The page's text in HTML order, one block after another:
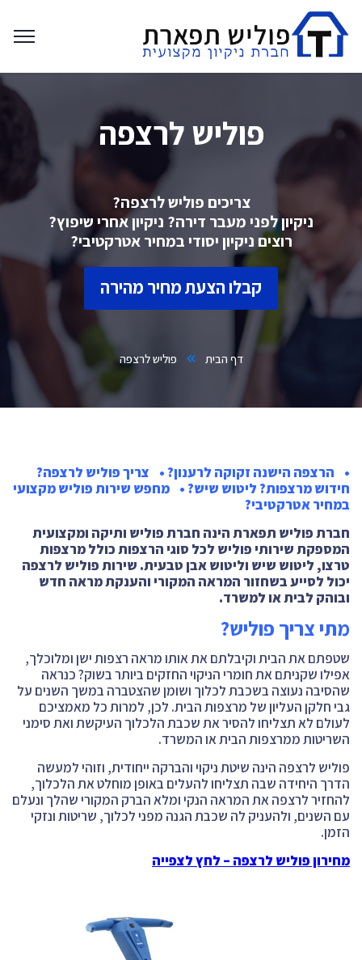
פוליש לרצפה
צריכים פוליש לרצפה?
ניקיון לפני מעבר דירה? ניקיון אחרי שיפוץ?
רוצים ניקיון יסודי במחיר אטרקטיבי?
קבלו הצעת מחיר מהירה
דף הבית פוליש לרצפה
• הרצפה הישנה זקוקה לרענון? • צריך פוליש לרצפה?
חידוש מרצפות? ליטוש שיש? • מחפש שירות פוליש מקצועי
במחיר אטרקטיבי?
חברת פוליש תפארת הינה חברת פוליש ותיקה ומקצועית
המספקת שירותי פוליש לכל סוגי הרצפות כולל מרצפות
טרצו, ליטוש שיש וליטוש אבן טבעית. שירות פוליש לרצפה
יכול לסייע בשחזור המראה המקורי והענקת מראה חדש
ובוהק לבית או למשרד.
מתי צריך פוליש?
שטפתם את הבית וקיבלתם את אותו מראה רצפות ישן ומלוכלך,
אפילו שקניתם את חומרי הניקוי החזקים ביותר בשוק? כנראה
שהסיבה נעוצה בשכבת לכלוך ושומן שהצטברה במשך השנים על
גבי חלקן העליון של מרצפות הבית. לכן, למרות כל מאמציכם
לעולם לא תצליחו להסיר את שכבת הלכלוך העיקשת ואת סימני
השריטות ממרצפות הבית או המשרד.
פוליש לרצפה הינה שיטת ניקוי והברקה ייחודית, וזוהי למעשה
הדרך היחידה שבה תצליחו להעלים באופן מוחלט את הלכלוך,
להחזיר לרצפה את המראה הנקי ומלא הברק המקורי שהלך ונעלם
עם השנים, ולהעניק לה שכבת הגנה מפני לכלוך, שריטות ונזקי
הזמן.
מחירון פוליש לרצפה – לחץ לצפייה